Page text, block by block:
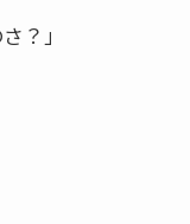
？」